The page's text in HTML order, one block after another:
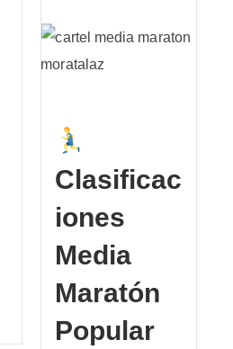
Clasificac
iones
Media
Maratón
Popular